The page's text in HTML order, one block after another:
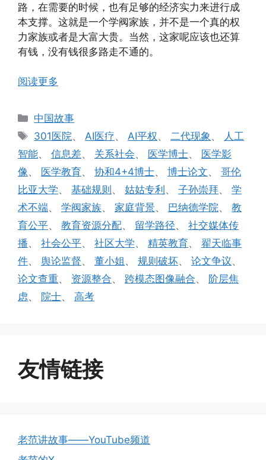
路，在需要的时候，也有足够的经济实力来进行成
本支撑。这就是一个学阀家族，并不是一个真的权
力家族或者是大富大贵。当然，这家呢应该也还算
有钱，没有钱很多路走不通的。
阅读更多
分
类
中国故事
标
签
301医院、AI医疗、AI平权 、二代现象、
人工
智能、 信息差、 关系社会、 医学博士、 医学影
像、 医学教育、 协和4+4博士、 博士论文、 哥伦
比亚大学、 基础规则 、 姑姑专利 、 子孙崇拜、 学
术不端、 学阀家族、 家庭背景、 巴纳德学院、 教
育公平、 教育资源分配、 留学路径、 社交媒体传
播、 社会公平、 社区大学、 精英教育、 翟天临事
件、 舆论监督、 董小姐 、 规则破坏、 论文争议 、
论文查重、 资源整合、 跨模态图像融合、 阶层焦
虑、 院士、 高考
友情链接
老范讲故事——YouTube频道